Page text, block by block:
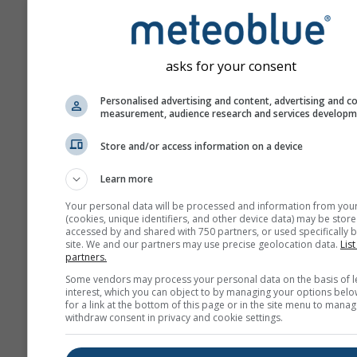
Роза на ветровете
asks for your consent
Personalised advertising and content, advertising and
measurement, audience research and services
Store and/or access information on a device
Learn more
Your personal data will be processed and information from
(cookies, unique identifiers, and other device data) may be
accessed by and shared with 750 partners, or used specifically
site. We and our partners may use precise geolocation data.
partners.
Some vendors may process your personal data on the basis of
interest, which you can object to by managing your options
for a link at the bottom of this page or in the site menu to
withdraw consent in privacy and cookie settings.